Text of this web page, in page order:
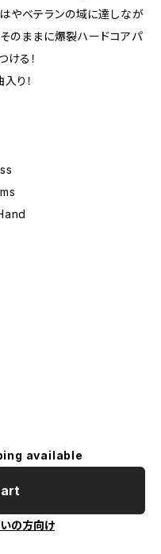
やベテランの域に達しなが
のままに爆裂ハードコアパ
る！
り！
available
の方向け